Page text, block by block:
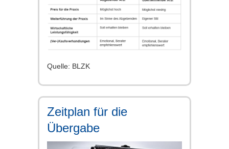
Quelle: BLZK
Zeitplan für die
Übergabe